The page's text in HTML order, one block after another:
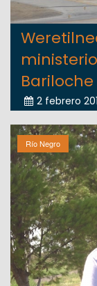
Bariloche
2 febrero
Río Negro